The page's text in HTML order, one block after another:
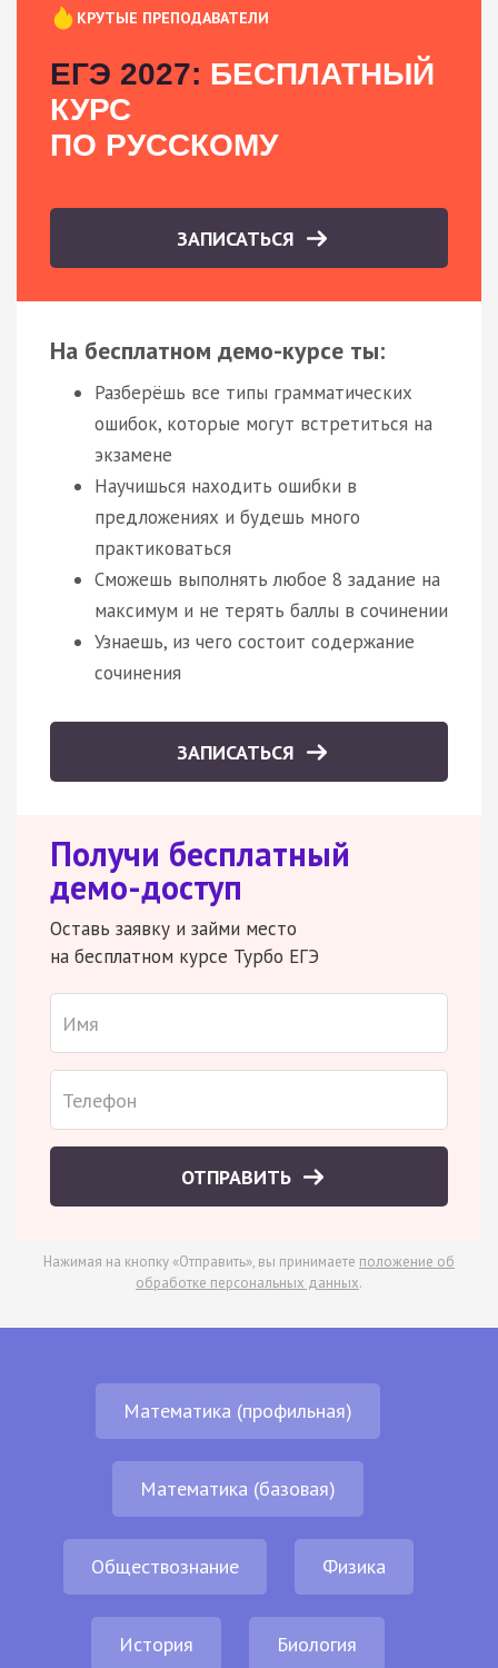
КРУТЫЕ ПРЕПОДАВАТЕЛИ
ЕГЭ 2027: БЕСПЛАТНЫЙ
КУРС
ПО РУССКОМУ
ЗАПИСАТЬСЯ
На бесплатном демо-курсе ты:
Разберёшь все типы грамматических
ошибок, которые могут встретиться на
экзамене
Научишься находить ошибки в
предложениях и будешь много
практиковаться
Сможешь выполнять любое 8 задание на
максимум и не терять баллы в сочинении
Узнаешь, из чего состоит содержание
сочинения
ЗАПИСАТЬСЯ
Получи бесплатный
демо-доступ
Оставь заявку и займи место
на бесплатном курсе Турбо ЕГЭ
ОТПРАВИТЬ
Нажимая на кнопку «Отправить», вы принимаете положение об
обработке персональных данных.
Математика (профильная)
Математика (базовая)
Обществознание Физика
История Биология